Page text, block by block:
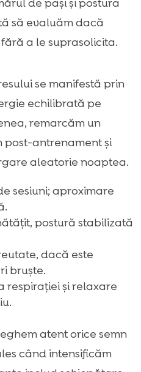
să evaluăm dacă
a le suprasolicita.
se manifestă prin
echilibrată pe
remarcăm un
post-antrenament și
aleatorie noaptea.
sesiuni; aproximare
postură stabilizată
dacă este
bruște.
respirației și relaxare
atent orice semn
când intensificăm